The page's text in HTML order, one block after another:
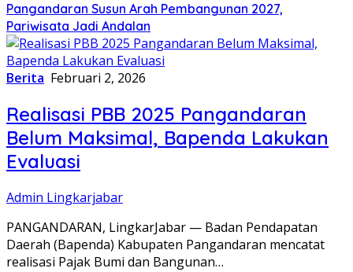
Pangandaran Susun Arah Pembangunan 2027,
Pariwisata Jadi Andalan
Berita Februari 2, 2026
Realisasi PBB 2025 Pangandaran
Belum Maksimal, Bapenda Lakukan
Evaluasi
Admin Lingkarjabar
PANGANDARAN, LingkarJabar — Badan Pendapatan
Daerah (Bapenda) Kabupaten Pangandaran mencatat
realisasi Pajak Bumi dan Bangunan…